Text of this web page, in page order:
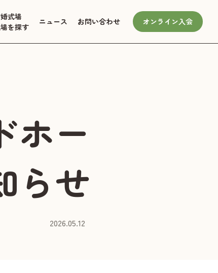
式場
を探す
ニュース お問い合わせ オンライン入会
ホー
らせ
2026.05.12